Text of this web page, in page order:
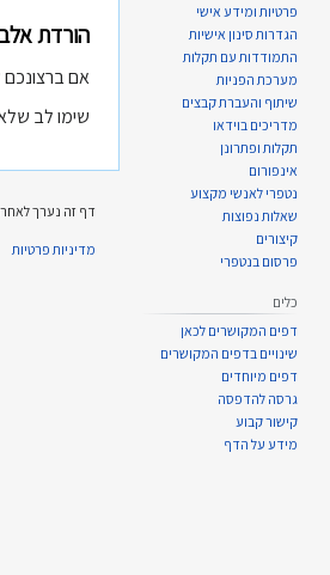
הורדת
אם ברצונכם
שימו לב
פרטיות ומידע אישי
הגדרות סינון אישיות
התמודדות עם תקלות
מערכת הפניות
שיתוף והעברת קבצים
מדריכים בוידאו
תקלות ופתרונן
אינפורום
נטפרי לאנשי מקצוע
שאלות נפוצות
קיצורים
פרסום בנטפרי
כלים
דפים המקושרים לכאן
שינויים בדפים המקושרים
דפים מיוחדים
גרסה להדפסה
קישור קבוע
מידע על הדף
דף זה נערך לאחרונה ב־23 במרץ
מדיניות פרטיות